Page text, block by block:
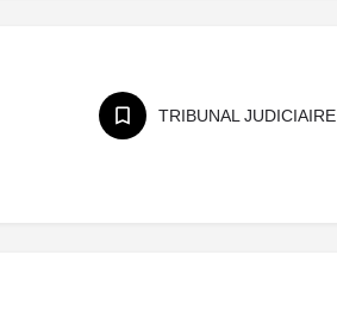
TRIBUNAL JUDICIAIRE